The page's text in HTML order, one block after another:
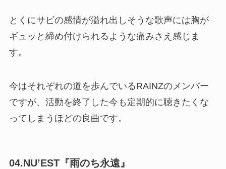
とくにサビの感情が溢れ出しそうな歌声には胸が
ギュッと締め付けられるような痛みさえ感じま
す。
今はそれぞれの道を歩んでいるRAINZのメンバー
ですが、活動を終了した今も定期的に聴きたくな
ってしまうほどの良曲です。
04.NU’EST『雨のち永遠』